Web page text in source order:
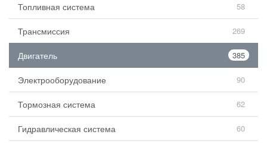
Топливная система 58
Трансмиссия 269
Двигатель 385
Электрооборудование 90
Тормозная система 62
Гидравлическая система 60